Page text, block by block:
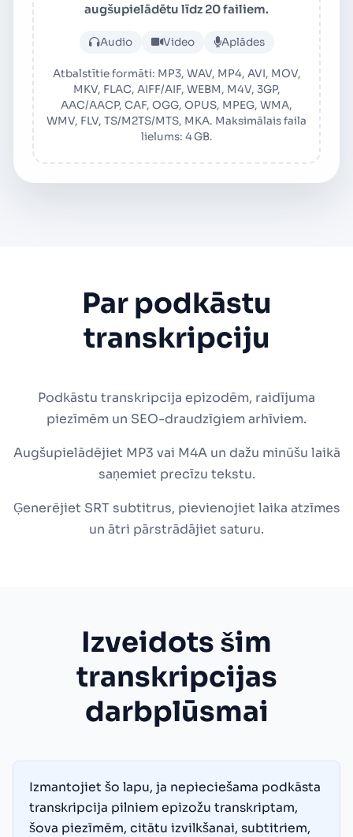
augšupielādētu līdz 20 failiem.
Augšupielādēt audio vai
Audio Video Aplādes
Atbalstītie formāti: MP3, WAV, MP4, AVI, MOV,
MKV, FLAC, AIFF/AIF, WEBM, M4V, 3GP,
AAC/AACP, CAF, OGG, OPUS, MPEG, WMA,
WMV, FLV, TS/M2TS/MTS, MKA. Maksimālais faila
lielums: 4 GB.
Par podkāstu
transkripciju
Podkāstu transkripcija epizodēm, raidījuma
piezīmēm un SEO-draudzīgiem arhīviem.
Augšupielādējiet MP3 vai M4A un dažu minūšu laikā
saņemiet precīzu tekstu.
Ģenerējiet SRT subtitrus, pievienojiet laika atzīmes
un ātri pārstrādājiet saturu.
Izveidots šim
transkripcijas
darbplūsmai
Izmantojiet šo lapu, ja nepieciešama podkāsta
transkripcija pilniem epizožu transkriptam,
šova piezīmēm, citātu izvilkšanai, subtitriem,